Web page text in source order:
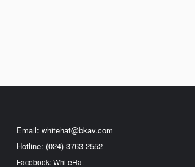
Email: whitehat@bkav.com
Hotline: (024) 3763 2552
Facebook: WhiteHat